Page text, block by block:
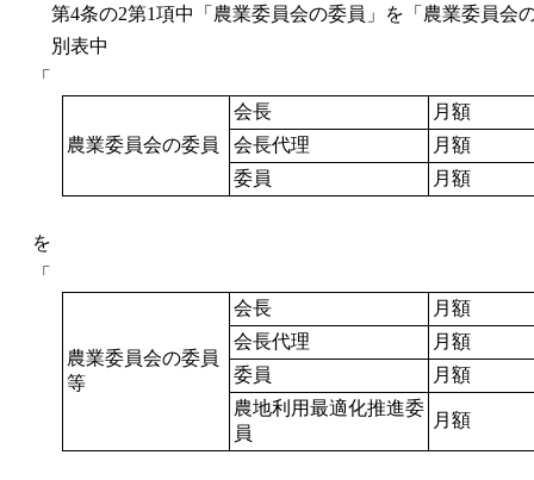
第4条の2第1項中「農業委員会の委員」を「農業委員会
別表中
「
農業委員会の委員
会長
月額
会長代理
月額
委員
月額
を
「
農業委員会の委員
等
会長
月額
会長代理
月額
委員
月額
農地利用最適化推進委
員
月額